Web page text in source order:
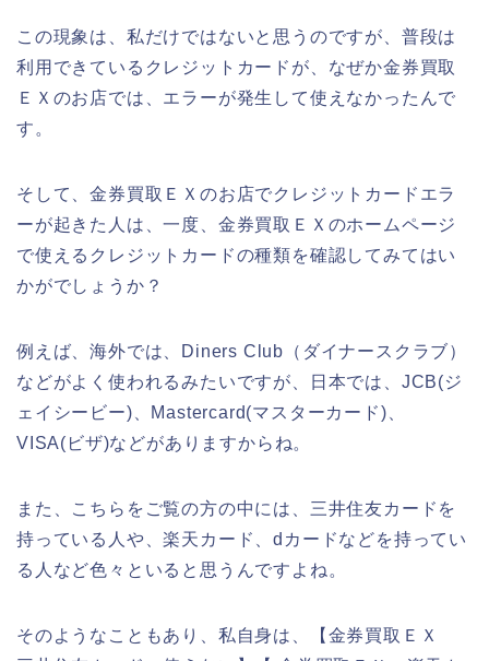
この現象は、私だけではないと思うのですが、普段は
利用できているクレジットカードが、なぜか金券買取
ＥＸのお店では、エラーが発生して使えなかったんで
す。
そして、金券買取ＥＸのお店でクレジットカードエラ
ーが起きた人は、一度、金券買取ＥＸのホームページ
で使えるクレジットカードの種類を確認してみてはい
かがでしょうか？
例えば、海外では、Diners Club（ダイナースクラブ）
などがよく使われるみたいですが、日本では、JCB(ジ
ェイシービー)、Mastercard(マスターカード)、
VISA(ビザ)などがありますからね。
また、こちらをご覧の方の中には、三井住友カードを
持っている人や、楽天カード、dカードなどを持ってい
る人など色々といると思うんですよね。
そのようなこともあり、私自身は、【金券買取ＥＸ